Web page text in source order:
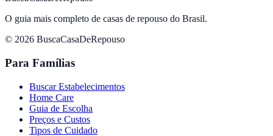
O guia mais completo de casas de repouso do Brasil.
© 2026 BuscaCasaDeRepouso
Para Famílias
Buscar Estabelecimentos
Home Care
Guia de Escolha
Preços e Custos
Tipos de Cuidado